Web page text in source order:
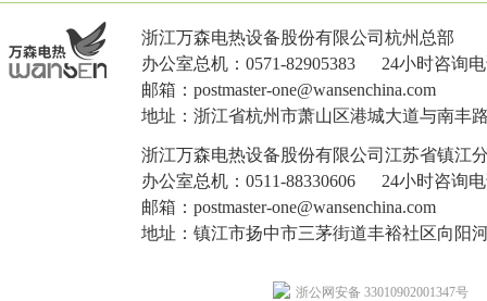
浙江万森电热设备股份有限公司杭州总部
办公室总机：0571-82905383 24小时咨询电
邮箱：postmaster-one@wansenchina.com
地址：浙江省杭州市萧山区港城大道与南丰
浙江万森电热设备股份有限公司江苏省镇江
办公室总机：0511-88330606 24小时咨询电
邮箱：postmaster-one@wansenchina.com
地址：镇江市扬中市三茅街道丰裕社区向阳
浙公网安备 33010902001347号